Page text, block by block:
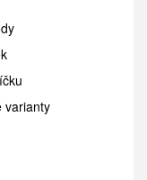
varianty